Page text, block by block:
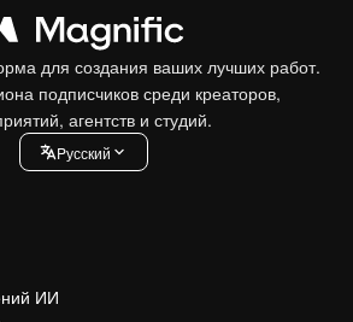
для создания ваших лучших работ.
подписчиков среди креаторов,
агентств и студий.
Pусский
ИИ